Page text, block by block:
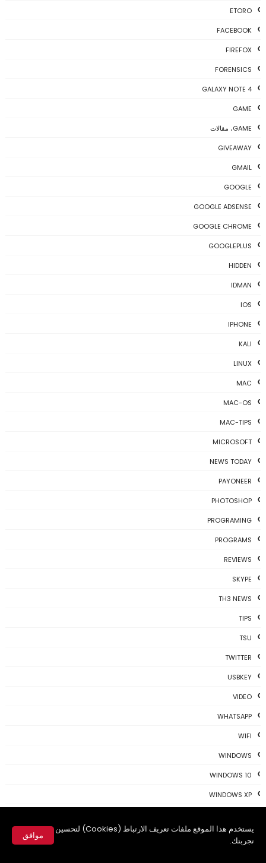
يستخدم هذا الموقع ملفات تعريف الارتباط (Cookies) لتحسين
تجربتك.
موافق
ETORO
FACEBOOK
FIREFOX
FORENSICS
GALAXY NOTE 4
GAME
GAME، مقالات
GIVEAWAY
GMAIL
GOOGLE
GOOGLE ADSENSE
GOOGLE CHROME
GOOGLEPLUS
HIDDEN
IDMAN
IOS
IPHONE
KALI
LINUX
MAC
MAC-OS
MAC-TIPS
MICROSOFT
NEWS TODAY
PAYONEER
PHOTOSHOP
PROGRAMING
PROGRAMS
REVIEWS
SKYPE
TH3 NEWS
TIPS
TSU
TWITTER
USBKEY
VIDEO
WHATSAPP
WIFI
WINDOWS
WINDOWS 10
WINDOWS XP
WINDOWS7